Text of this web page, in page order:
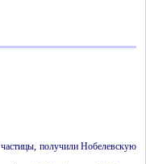
получили Нобелевскую